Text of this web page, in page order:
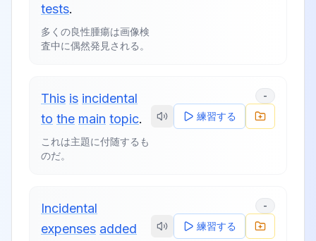
tests.
多くの良性腫瘍は画像検
査中に偶然発見される。
This is incidental
to the main topic.
これは主題に付随するも
のだ。
-
練習する
Incidental
expenses added
-
練習する